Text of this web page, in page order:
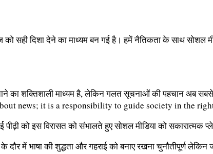
दिशा देने का माध्यम बन गई है। हमें नैतिकता के साथ सोशल
का शक्तिशाली माध्यम है, लेकिन गलत सूचनाओं की पहचान अब
को इस विरासत को संभालते हुए सोशल मीडिया को सकारात्मक
दौर में भाषा की शुद्धता और गहराई को बनाए रखना चुनौतीपूर्ण लेकिन